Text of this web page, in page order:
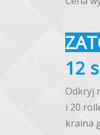
12
Odkryj
i 20
kraina